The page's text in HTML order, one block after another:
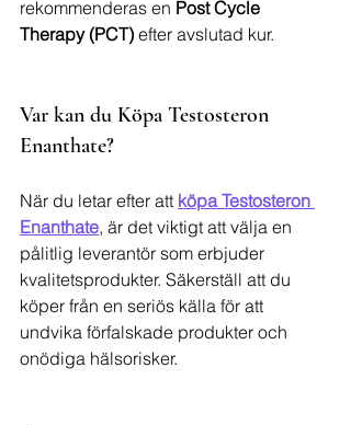
rekommenderas en Post Cycle
Therapy (PCT) efter avslutad kur.
Var kan du Köpa Testosteron
Enanthate?
När du letar efter att köpa Testosteron
Enanthate, är det viktigt att välja en
pålitlig leverantör som erbjuder
kvalitetsprodukter. Säkerställ att du
köper från en seriös källa för att
undvika förfalskade produkter och
onödiga hälsorisker.